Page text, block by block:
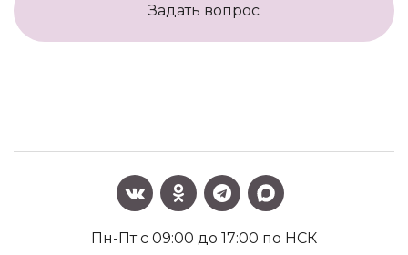
Задать вопрос
Пн-Пт с 09:00 до 17:00 по НСК